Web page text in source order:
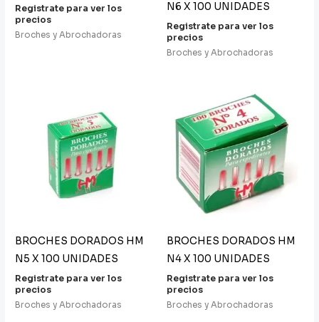
Registrate para ver los
precios
Broches y Abrochadoras
N6 X 100 UNIDADES
Registrate para ver los
precios
Broches y Abrochadoras
BROCHES DORADOS HM
N5 X 100 UNIDADES
Registrate para ver los
precios
Broches y Abrochadoras
BROCHES DORADOS HM
N4 X 100 UNIDADES
Registrate para ver los
precios
Broches y Abrochadoras